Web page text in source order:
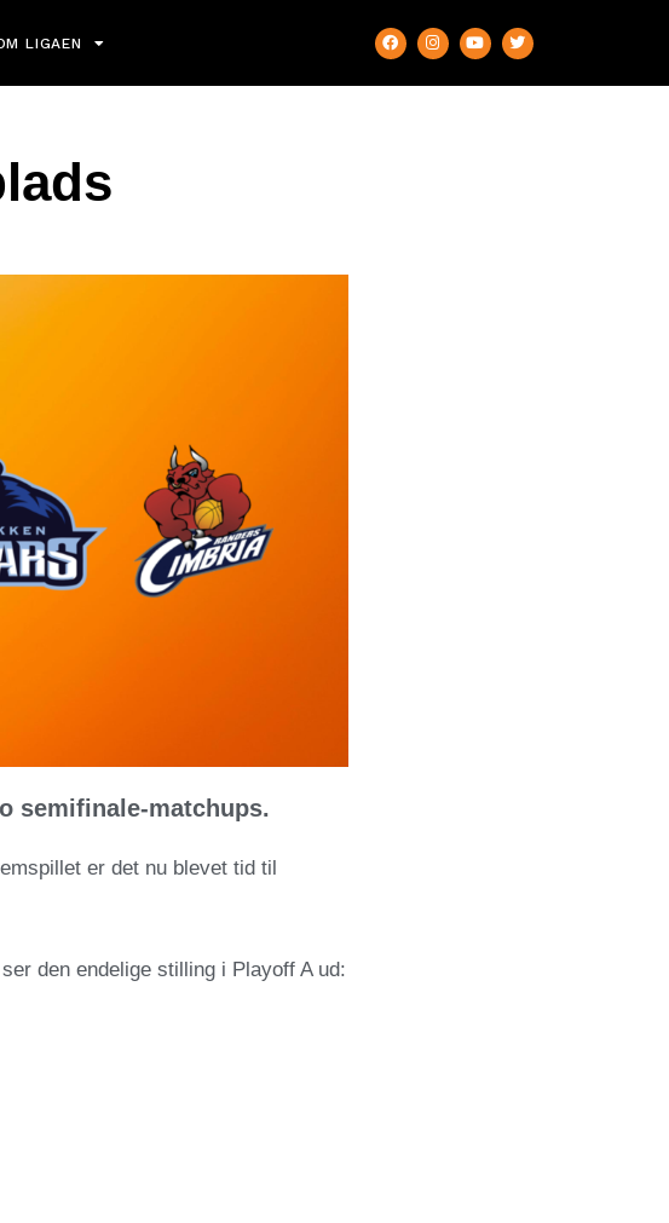
LIGAEN
semifinale-matchups.
er det nu blevet tid til
den endelige stilling i Playoff A ud: